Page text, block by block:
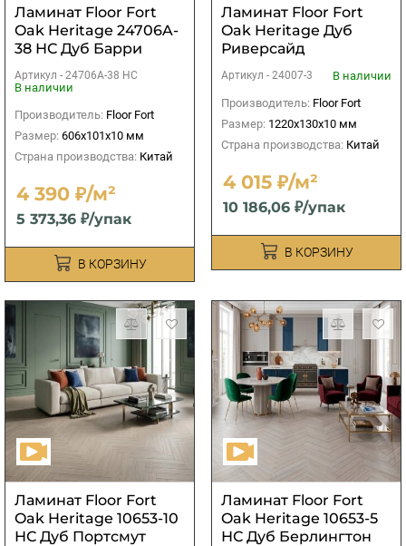
Ламинат Floor Fort
Oak Heritage 24706A-
38 НС Дуб Барри
Артикул - 24706A-38 НС
В наличии
Производитель: Floor Fort
Размер: 606х101х10 мм
Страна производства: Китай
4 390 ₽/м²
5 373,36 ₽/упак
В КОРЗИНУ
Ламинат Floor Fort
Oak Heritage Дуб
Риверсайд
Артикул - 24007-3
В наличии
Производитель: Floor Fort
Размер: 1220х130х10 мм
Страна производства: Китай
4 015 ₽/м²
10 186,06 ₽/упак
В КОРЗИНУ
Ламинат Floor Fort
Oak Heritage 10653-10
НС Дуб Портсмут
Ламинат Floor Fort
Oak Heritage 10653-5
НС Дуб Берлингтон